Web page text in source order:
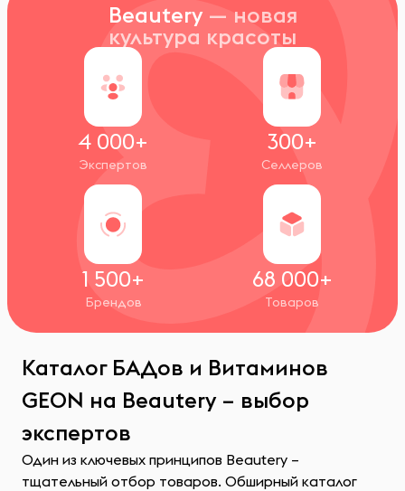
Beautery — новая
культура красоты
4 000+
Экспертов
300+
Селлеров
1 500+
Брендов
68 000+
Товаров
Каталог БАДов и Витаминов
GEON на Beautery – выбор
экспертов
Один из ключевых принципов Beautery –
тщательный отбор товаров. Обширный каталог